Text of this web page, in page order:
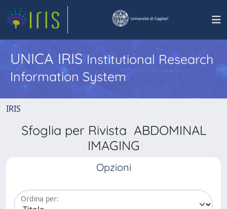
UNICA IRISInstitutional Research
Information System
IRIS
Sfoglia per Rivista ABDOMINAL
IMAGING
Opzioni
Ordina per: